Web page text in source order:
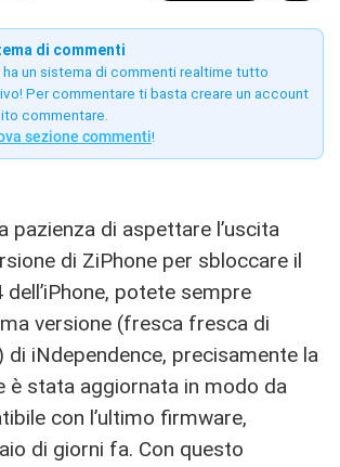
di commenti
ha un sistema di commenti realtime tutto
Per commentare ti basta creare un account
commentare.
sezione commenti!
pazienza di aspettare l’uscita
di ZiPhone per sbloccare il
potete sempre
versione (fresca fresca di
di iNdependence, precisamente la
è stata aggiornata in modo da
con l’ultimo firmware,
di giorni fa. Con questo